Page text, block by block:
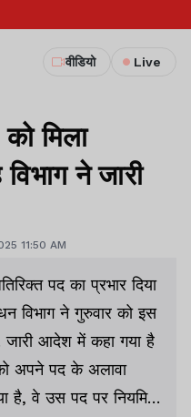
वीडियो Live
मिला
ने जारी
11:50 AM
पद का प्रभार दिया
विभाग ने गुरुवार को इस
आदेश में कहा गया है
अपने पद के अलावा
है, वे उस पद पर नियमित